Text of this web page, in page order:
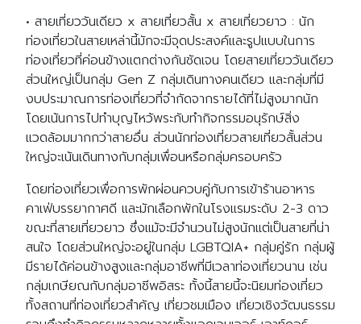
• สายเที่ยววันเดียว x สายเที่ยวสั้น x สายเที่ยวยาว : นัก
ท่องเที่ยวในสายเหล่านี้มักจะมีจุดประสงค์และรูปแบบในการ
ท่องเที่ยวที่ค่อนข้างแตกต่างกันชัดเจน โดยสายเที่ยววันเดียว
ส่วนใหญ่เป็นกลุ่ม Gen Z กลุ่มเดินทางคนเดียว และกลุ่มที่มี
งบประมาณการท่องเที่ยวที่จำกัดจากรายได้ที่ไม่สูงมากนัก
โดยเน้นการไปทำบุญไหว้พระกับทำกิจกรรมอนุรักษ์สิ่ง
แวดล้อมมากกว่าสายอื่น ส่วนนักท่องเที่ยวสายเที่ยวสั้นส่วน
ใหญ่จะเน้นเดินทางกับกลุ่มเพื่อนหรือกลุ่มครอบครัว
โดยท่องเที่ยวเพื่อการพักผ่อนควบคู่กับการเข้าร้านอาหาร
คาเฟ่บรรยากาศดี และมักเลือกพักในโรงแรมระดับ 2-3 ดาว
ขณะที่สายเที่ยวยาว ซึ่งแม้จะมีจำนวนไม่สูงนักแต่เป็นสายที่น่า
สนใจ โดยส่วนใหญ่จะอยู่ในกลุ่ม LGBTQIA+ กลุ่มคู่รัก กลุ่มผู้
มีรายได้ค่อนข้างสูงและกลุ่มอาชีพที่มีเวลาท่องเที่ยวนาน เช่น
กลุ่มเกษียณกับกลุ่มอาชีพอิสระ ทั้งนี้สายนี้จะนิยมท่องเที่ยว
ทั้งสถานที่ท่องเที่ยวสำคัญ เที่ยวชมเมือง เที่ยวเชิงวัฒนธรรม